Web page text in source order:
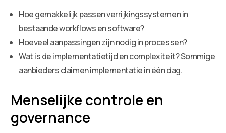
Hoe gemakkelijk passen verrijkingssystemen in
bestaande workflows en software?
Hoeveel aanpassingen zijn nodig in processen?
Wat is de implementatietijd en complexiteit? Sommige
aanbieders claimen implementatie in één dag.
Menselijke controle en
governance